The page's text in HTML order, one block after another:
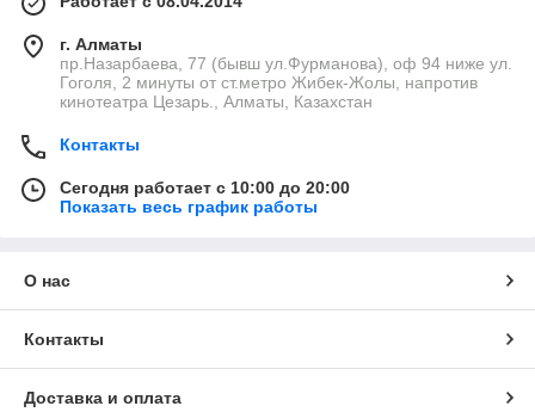
г. Алматы
пр.Назарбаева, 77 (бывш ул.Фурманова), оф 94 ниже ул.
Гоголя, 2 минуты от ст.метро Жибек-Жолы, напротив
кинотеатра Цезарь., Алматы, Казахстан
Контакты
Сегодня работает с 10:00 до 20:00
Показать весь график работы
О нас
Контакты
Доставка и оплата